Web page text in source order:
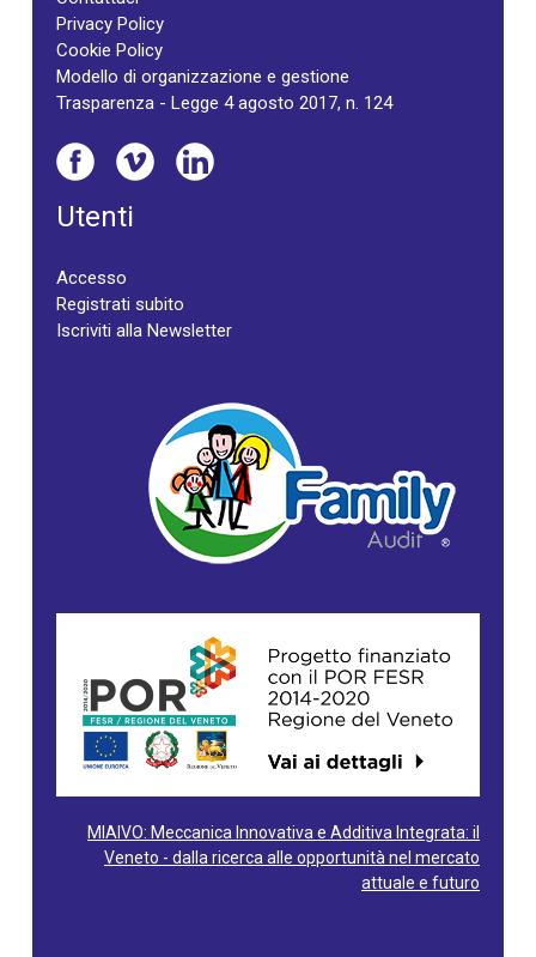
Privacy Policy
Cookie Policy
Modello di organizzazione e gestione
Trasparenza - Legge 4 agosto 2017, n. 124
Utenti
Accesso
Registrati subito
Iscriviti alla Newsletter
MIAIVO: Meccanica Innovativa e Additiva Integrata: il
Veneto - dalla ricerca alle opportunità nel mercato
attuale e futuro